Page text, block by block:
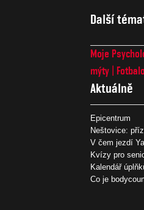
Další
Moje
mýty
Aktuálně
Epicentrum
Neštovice:
V čem jezdí
Kvízy pro
Kalendář
Co je